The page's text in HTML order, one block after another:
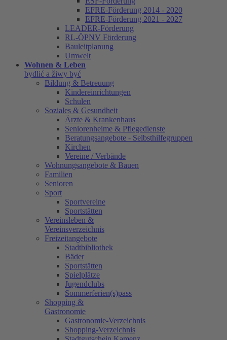
EFRE-Förderung 2014 - 2020
EFRE-Förderung 2021 - 2027
LEADER-Förderung
RL-ÖPNV Förderung
Bauleitplanung
Umwelt
Wohnen & Leben
bydlić a žiwy być
Bildung & Betreuung
Kindereinrichtungen
Schulen
Soziales & Gesundheit
Ärzte & Krankenhaus
Seniorenheime & Pflegedienste
Beratungsangebote - Selbsthilfegruppen
Kirchen
Vereine / Verbände
Wohnungsangebote & Bauen
Familien
Senioren
Sport
Sportvereine
Sportstätten
Vereinsleben &
Vereinsverzeichnis
Freizeitangebote
Stadtbibliothek
Bäder
Sportstätten
Spielplätze
Jugendclubs
Sommerferien(s)pass
Shopping &
Gastronomie
Gastronomie-Verzeichnis
Shopping-Verzeichnis